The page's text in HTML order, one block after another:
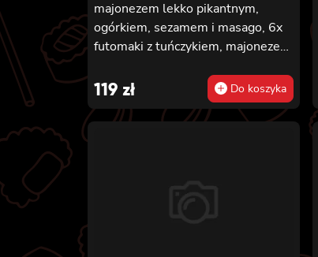
majonezem lekko pikantnym,
ogórkiem, sezamem i masago, 6x
futomaki z tuńczykiem, majonezem
ogórkiem i sałatą, 6x futomaki z
pieczonym łososiem, ogórkiem,
majonezem lekko pikantnym,
pikantnym, 8x maki z kanpyo
119 zł Do koszyka